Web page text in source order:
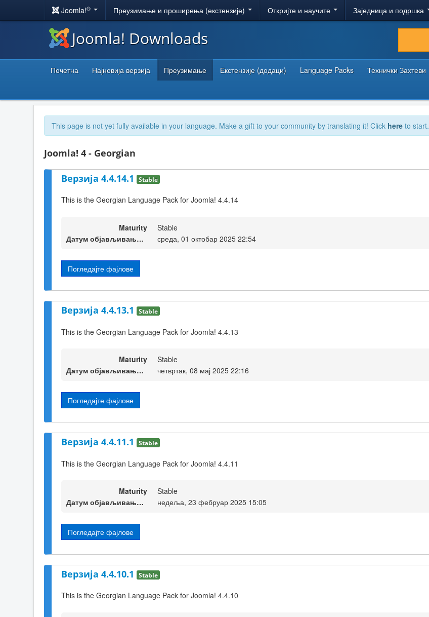
Joomla!® Преузимање и проширења (екстензије) Откријте и научите Заједница и подршка
Joomla! Downloads
Почетна Најновија верзија Преузимање Екстензије (додаци) Language Packs Технички Захтеви
This page is not yet fully available in your language. Make a gift to your community by translating it! Click here to start.
Joomla! 4 - Georgian
Верзија 4.4.14.1 Stable
This is the Georgian Language Pack for Joomla! 4.4.14
Maturity
Stable
Датум објављивања верзије
среда, 01 октобар 2025 22:54
Погледајте фајлове
Верзија 4.4.13.1 Stable
This is the Georgian Language Pack for Joomla! 4.4.13
Maturity
Stable
Датум објављивања верзије
четвртак, 08 мај 2025 22:16
Погледајте фајлове
Верзија 4.4.11.1 Stable
This is the Georgian Language Pack for Joomla! 4.4.11
Maturity
Stable
Датум објављивања верзије
недеља, 23 фебруар 2025 15:05
Погледајте фајлове
Верзија 4.4.10.1 Stable
This is the Georgian Language Pack for Joomla! 4.4.10